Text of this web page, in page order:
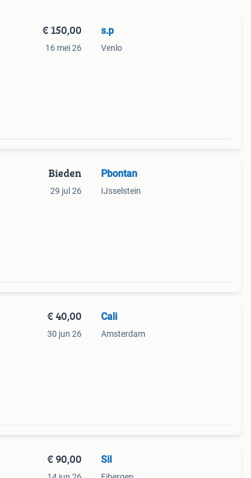
€ 150,00
16 mei 26
s.p
Venlo
Bieden
29 jul 26
Pbontan
IJsselstein
€ 40,00
30 jun 26
Cali
Amsterdam
€ 90,00 Sil